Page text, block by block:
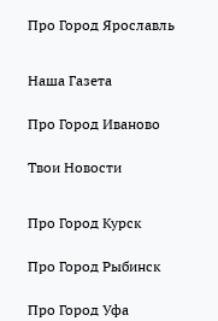
Про Город Ярославль
Наша Газета
Про Город Иваново
Твои Новости
Про Город Курск
Про Город Рыбинск
Про Город Уфа